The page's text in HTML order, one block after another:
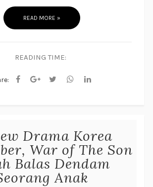
READ MORE »
READING TIME:
Drama Korea
War of The Son
Balas Dendam
Anak